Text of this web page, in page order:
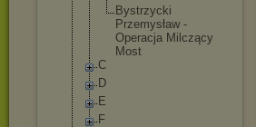
Bystrzycki
Przemysław -
Operacja Milczący
Most
C
D
E
F